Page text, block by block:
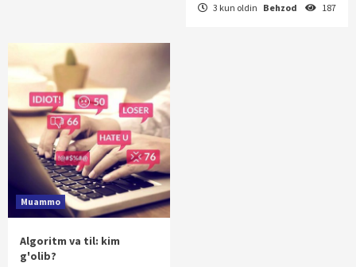
3 kun oldin Behzod 187
Muammo
Algoritm va til: kim
g'olib?